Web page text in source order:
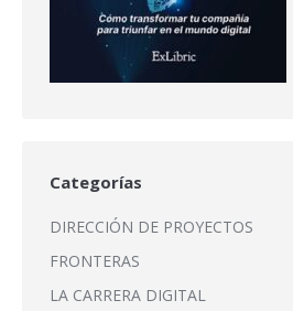
Categorías
DIRECCIÓN DE PROYECTOS
FRONTERAS
LA CARRERA DIGITAL